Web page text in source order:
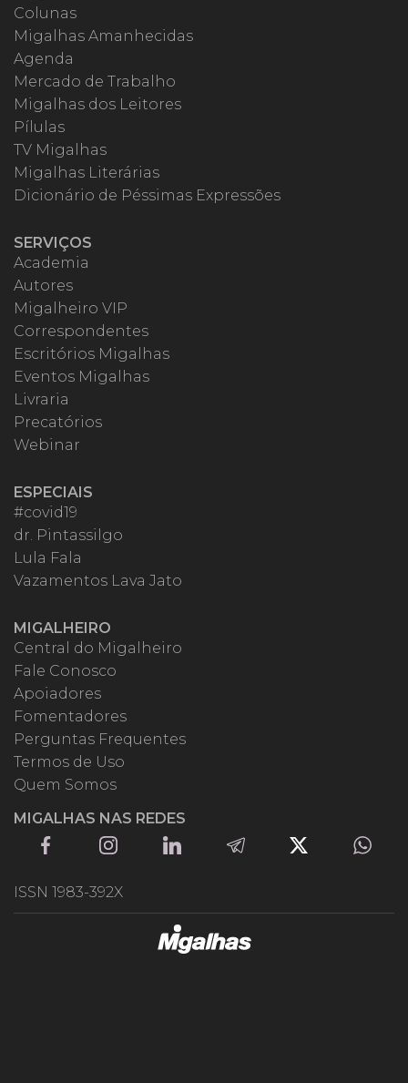
Colunas
Migalhas Amanhecidas
Agenda
Mercado de Trabalho
Migalhas dos Leitores
Pílulas
TV Migalhas
Migalhas Literárias
Dicionário de Péssimas Expressões
SERVIÇOS
Academia
Autores
Migalheiro VIP
Correspondentes
Escritórios Migalhas
Eventos Migalhas
Livraria
Precatórios
Webinar
ESPECIAIS
#covid19
dr. Pintassilgo
Lula Fala
Vazamentos Lava Jato
MIGALHEIRO
Central do Migalheiro
Fale Conosco
Apoiadores
Fomentadores
Perguntas Frequentes
Termos de Uso
Quem Somos
MIGALHAS NAS REDES
ISSN 1983-392X